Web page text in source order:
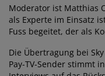
Moderator ist Matthias
als Experte im Einsatz
Fuss begeitet, der als
Die Übertragung bei
Pay-TV-Sender stimmt